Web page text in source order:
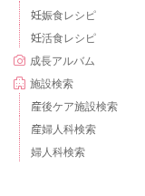
妊娠食レシピ
妊活食レシピ
成長アルバム
施設検索
産後ケア施設検索
産婦人科検索
婦人科検索